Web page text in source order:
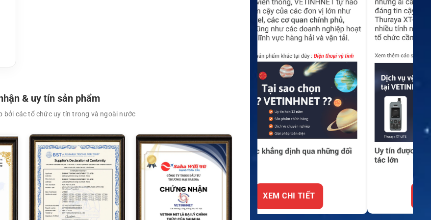
& uy tín sản phẩm
bởi các tổ chức uy tín trong và ngoài nước
XEM CHI TIẾT XEM CHI TIẾT XEM CHI TIẾT